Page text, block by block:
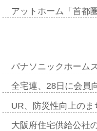
アットホーム「首都
パナソニックホーム
全宅連、28日に会員
UR、防災性向上の
大阪府住宅供給公社